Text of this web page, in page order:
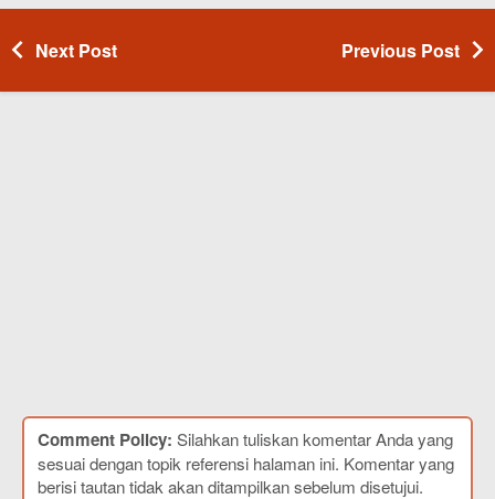
Next Post Previous Post
Comment Policy: Silahkan tuliskan komentar Anda yang
sesuai dengan topik referensi halaman ini. Komentar yang
berisi tautan tidak akan ditampilkan sebelum disetujui.